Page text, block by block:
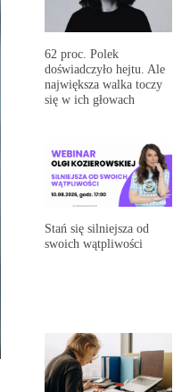
62 proc. Polek
doświadczyło hejtu. Ale
największa walka toczy
się w ich głowach
Stań się silniejsza od
swoich wątpliwości